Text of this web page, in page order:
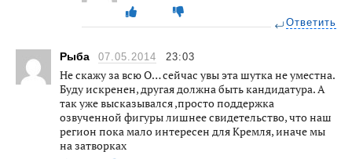
Ответить
Рыба 07.05.2014 23:03
Не скажу за всю О… сейчас увы эта шутка не уместна.
Буду искренен, другая должна быть кандидатура. А
так уже высказывался ,просто поддержка
озвученной фигуры лишнее свидетельство, что наш
регион пока мало интересен для Кремля, иначе мы
на затворках